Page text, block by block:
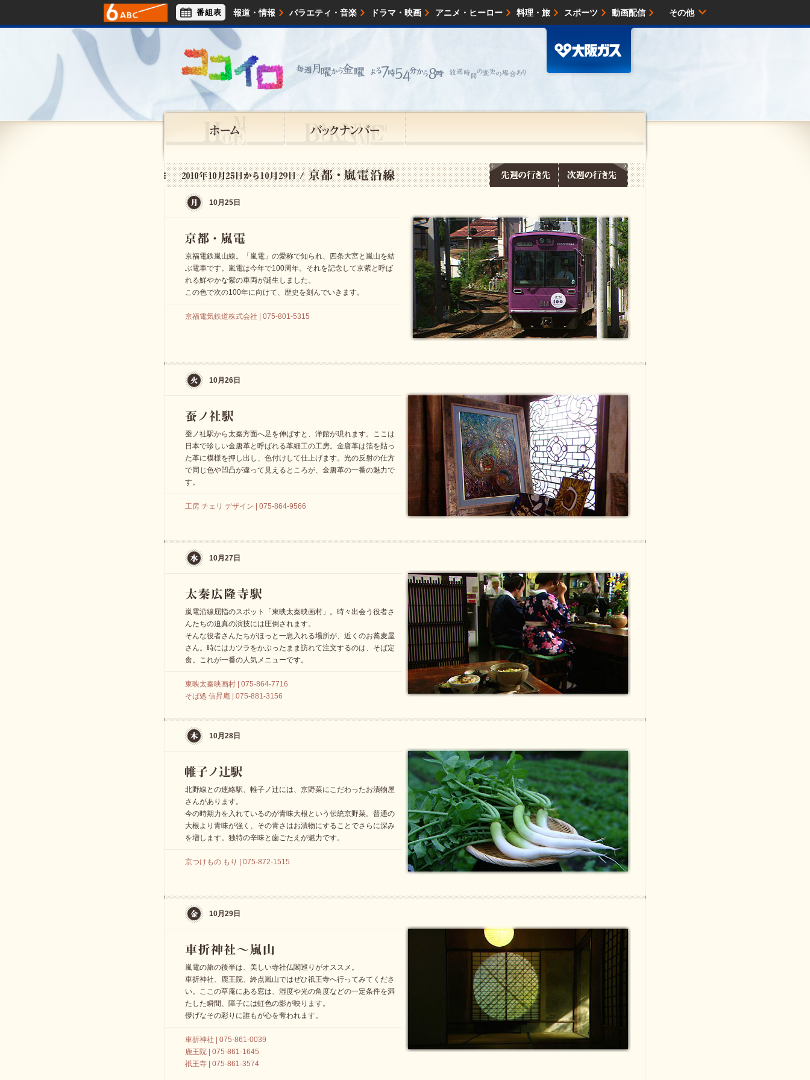
報道・情報 バラエティ・音楽 ドラマ・映画 アニメ・ヒーロー 料理・旅 スポーツ 動画配信
アナウンサー ライフスタイル
番組表 その他
10月25日
京福電鉄嵐山線。「嵐電」の愛称で知られ、四条大宮と嵐山を結
ぶ電車です。嵐電は今年で100周年。それを記念して京紫と呼ば
れる鮮やかな紫の車両が誕生しました。
この色で次の100年に向けて、歴史を刻んでいきます。
京福電気鉄道株式会社 | 075-801-5315
10月26日
蚕ノ社駅から太秦方面へ足を伸ばすと、洋館が現れます。ここは
日本で珍しい金唐革と呼ばれる革細工の工房。金唐革は箔を貼っ
た革に模様を押し出し、色付けして仕上げます。光の反射の仕方
で同じ色や凹凸が違って見えるところが、金唐革の一番の魅力で
す。
工房 チェリ デザイン | 075-864-9566
10月27日
嵐電沿線屈指のスポット「東映太秦映画村」。時々出会う役者さ
んたちの迫真の演技には圧倒されます。
そんな役者さんたちがほっと一息入れる場所が、近くのお蕎麦屋
さん。時にはカツラをかぶったまま訪れて注文するのは、そば定
食。これが一番の人気メニューです。
東映太秦映画村 | 075-864-7716
そば処 信昇庵 | 075-881-3156
10月28日
北野線との連絡駅、帷子ノ辻には、京野菜にこだわったお漬物屋
さんがあります。
今の時期力を入れているのが青味大根という伝統京野菜。普通の
大根より青味が強く、その青さはお漬物にすることでさらに深み
を増します。独特の辛味と歯ごたえが魅力です。
京つけもの もり | 075-872-1515
10月29日
嵐電の旅の後半は、美しい寺社仏閣巡りがオススメ。
車折神社、鹿王院、終点嵐山ではぜひ祇王寺へ行ってみてくださ
い。ここの草庵にある窓は、湿度や光の角度などの一定条件を満
たした瞬間、障子には虹色の影が映ります。
儚げなその彩りに誰もが心を奪われます。
車折神社 | 075-861-0039
鹿王院 | 075-861-1645
祇王寺 | 075-861-3574